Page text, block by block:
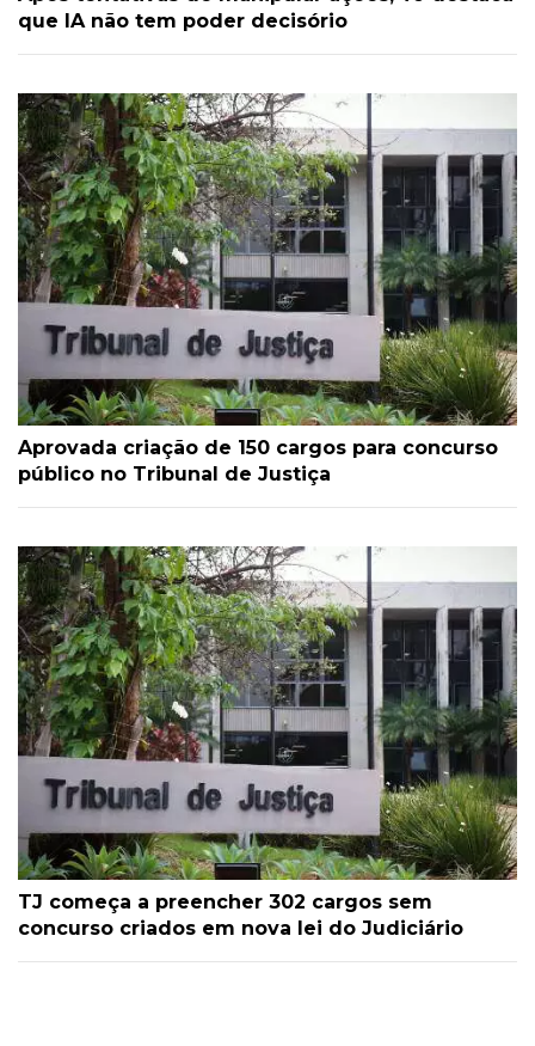
que IA não tem poder decisório
Aprovada criação de 150 cargos para concurso
público no Tribunal de Justiça
TJ começa a preencher 302 cargos sem
concurso criados em nova lei do Judiciário